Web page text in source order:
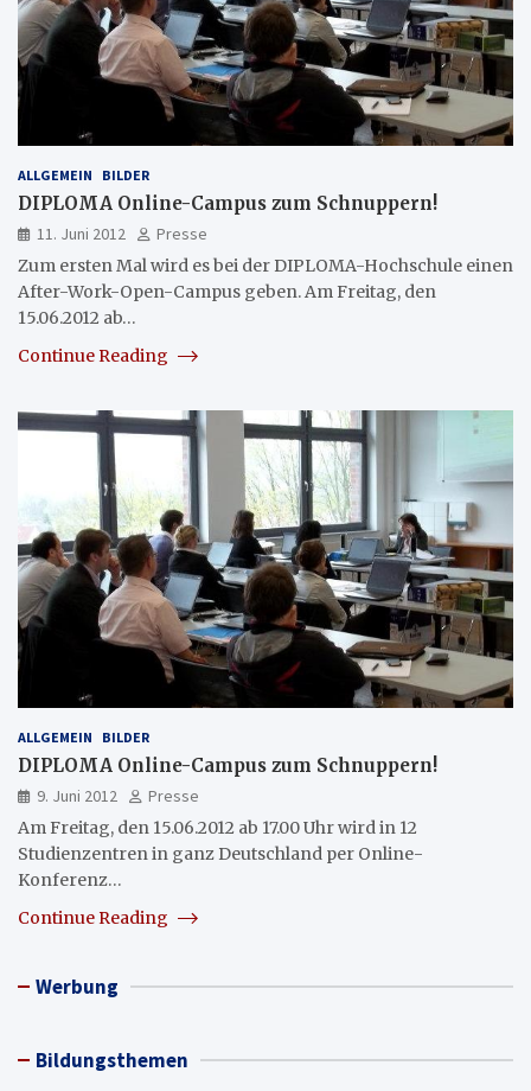
ALLGEMEIN BILDER
DIPLOMA Online-Campus zum Schnuppern!
11. Juni 2012
Presse
Zum ersten Mal wird es bei der DIPLOMA-Hochschule einen
After-Work-Open-Campus geben. Am Freitag, den
15.06.2012 ab…
Continue Reading
ALLGEMEIN BILDER
DIPLOMA Online-Campus zum Schnuppern!
9. Juni 2012
Presse
Am Freitag, den 15.06.2012 ab 17.00 Uhr wird in 12
Studienzentren in ganz Deutschland per Online-
Konferenz…
Continue Reading
Werbung
Bildungsthemen